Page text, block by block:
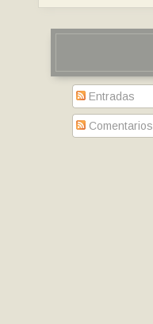
Entradas
Comentarios